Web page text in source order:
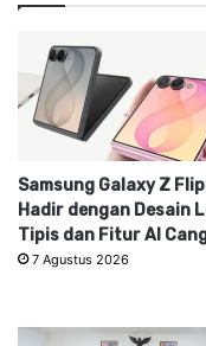
Samsung Galaxy Z
Hadir dengan Desain
Tipis dan Fitur AI
7 Agustus 2026